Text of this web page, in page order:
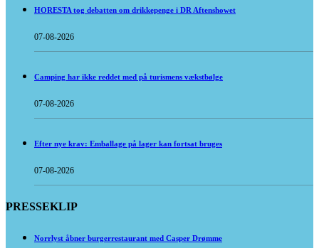
HORESTA tog debatten om drikkepenge i DR Aftenshowet
07-08-2026
Camping har ikke reddet med på turismens vækstbølge
07-08-2026
Efter nye krav: Emballage på lager kan fortsat bruges
07-08-2026
PRESSEKLIP
Norrlyst åbner burgerrestaurant med Casper Drømme